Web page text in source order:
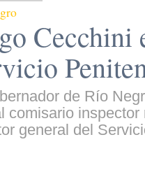
Cecchini
de Río
comisario
general del